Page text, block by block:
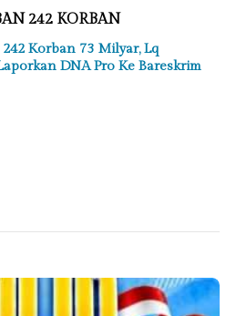
242 KORBAN
Korban 73 Milyar, Lq
DNA Pro Ke Bareskrim